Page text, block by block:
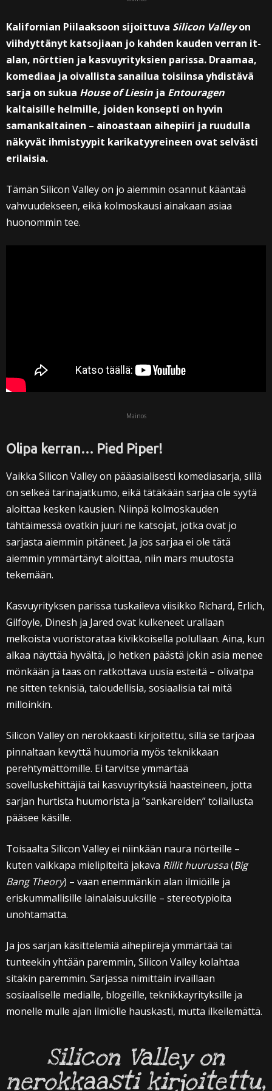
Kalifornian Piilaaksoon sijoittuva Silicon Valleyon
viihdyttänyt katsojiaan jo kahden kauden verran it-
alan, nörttien ja kasvuyrityksien parissa. Draamaa,
komediaa ja oivallista sanailua toisiinsa yhdistävä
sarja on sukua House of Liesin ja Entouragen
kaltaisille helmille, joiden konsepti on hyvin
samankaltainen – ainoastaan aihepiiri ja ruudulla
näkyvät ihmistyypit karikatyyreineen ovat selvästi
erilaisia.
Tämän Silicon Valley on jo aiemmin osannut kääntää
vahvuudekseen, eikä kolmoskausi ainakaan asiaa
huonommin tee.
Mainos
Olipa kerran… Pied Piper!
Vaikka Silicon Valley on pääasialisesti komediasarja, sillä
on selkeä tarinajatkumo, eikä tätäkään sarjaa ole syytä
aloittaa kesken kausien. Niinpä kolmoskauden
tähtäimessä ovatkin juuri ne katsojat, jotka ovat jo
sarjasta aiemmin pitäneet. Ja jos sarjaa ei ole tätä
aiemmin ymmärtänyt aloittaa, niin mars muutosta
tekemään.
Kasvuyrityksen parissa tuskaileva viisikko Richard, Erlich,
Gilfoyle, Dinesh ja Jared ovat kulkeneet urallaan
melkoista vuoristorataa kivikkoisella polullaan. Aina, kun
alkaa näyttää hyvältä, jo hetken päästä jokin asia menee
mönkään ja taas on ratkottava uusia esteitä – olivatpa
ne sitten teknisiä, taloudellisia, sosiaalisia tai mitä
milloinkin.
Silicon Valley on nerokkaasti kirjoitettu, sillä se tarjoaa
pinnaltaan kevyttä huumoria myös teknikkaan
perehtymättömille. Ei tarvitse ymmärtää
sovelluskehittäjiä tai kasvuyrityksiä haasteineen, jotta
sarjan hurtista huumorista ja ”sankareiden” toilailusta
pääsee käsille.
Toisaalta Silicon Valley ei niinkään naura nörteille –
kuten vaikkapa mielipiteitä jakava Rillit huurussa(Big
Bang Theory) – vaan enemmänkin alan ilmiöille ja
eriskummallisille lainalaisuuksille – stereotypioita
unohtamatta.
Ja jos sarjan käsittelemiä aihepiirejä ymmärtää tai
tunteekin yhtään paremmin, Silicon Valley kolahtaa
sitäkin paremmin. Sarjassa nimittäin irvaillaan
sosiaaliselle medialle, blogeille, teknikkayrityksille ja
monelle mulle ajan ilmiölle hauskasti, mutta ilkeilemättä.
Silicon Valley on
nerokkaasti kirjoitettu,